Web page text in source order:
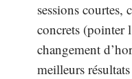
sessions courtes,
concrets (pointer
changement
meilleurs